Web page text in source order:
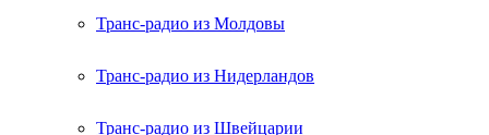
Транс-радио из Молдовы
Транс-радио из Нидерландов
Транс-радио из Швейцарии